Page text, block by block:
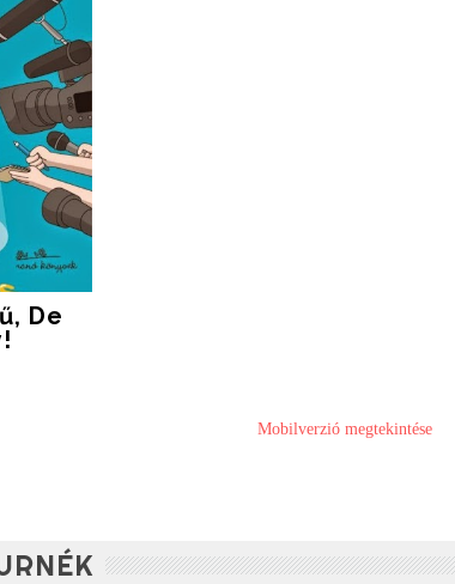
De
Mobilverzió megtekintése